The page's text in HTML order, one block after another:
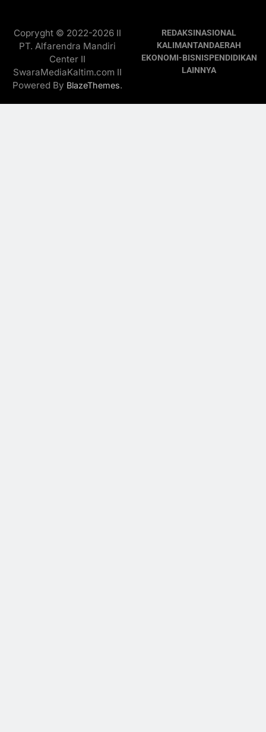
Copryght © 2022-2026 II
PT. Alfarendra Mandiri
Center II
SwaraMediaKaltim.com II
Powered By BlazeThemes.
REDAKSINASIONAL
KALIMANTANDAERAH
EKONOMI-BISNISPENDIDIKAN
LAINNYA